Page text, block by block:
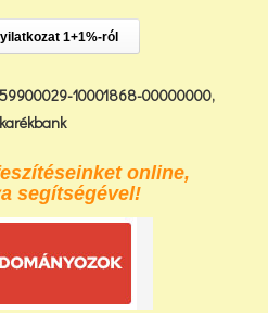
1+1%-ról
10001868-00000000,
online,
segítségével!